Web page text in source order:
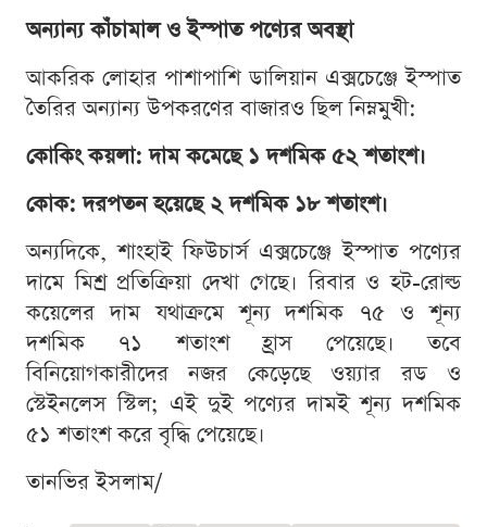
অন্যান্য কাঁচামাল ও ইস্পাত পণ্যের অবস্থা
আকরিক লোহার পাশাপাশি ডালিয়ান এক্সচেঞ্জে ইস্পাত
তৈরির অন্যান্য উপকরণের বাজারও ছিল নিম্নমুখী:
কোকিং কয়লা: দাম কমেছে ১ দশমিক ৫২ শতাংশ।
কোক: দরপতন হয়েছে ২ দশমিক ১৮ শতাংশ।
অন্যদিকে, শাংহাই ফিউচার্স এক্সচেঞ্জে ইস্পাত পণ্যের
দামে মিশ্র প্রতিক্রিয়া দেখা গেছে। রিবার ও হট-রোল্ড
কয়েলের দাম যথাক্রমে শূন্য দশমিক ৭৫ ও শূন্য
দশমিক ৭১ শতাংশ হ্রাস পেয়েছে। তবে
বিনিয়োগকারীদের নজর কেড়েছে ওয়্যার রড ও
স্টেইনলেস স্টিল; এই দুই পণ্যের দামই শূন্য দশমিক
৫১ শতাংশ করে বৃদ্ধি পেয়েছে।
তানভির ইসলাম/